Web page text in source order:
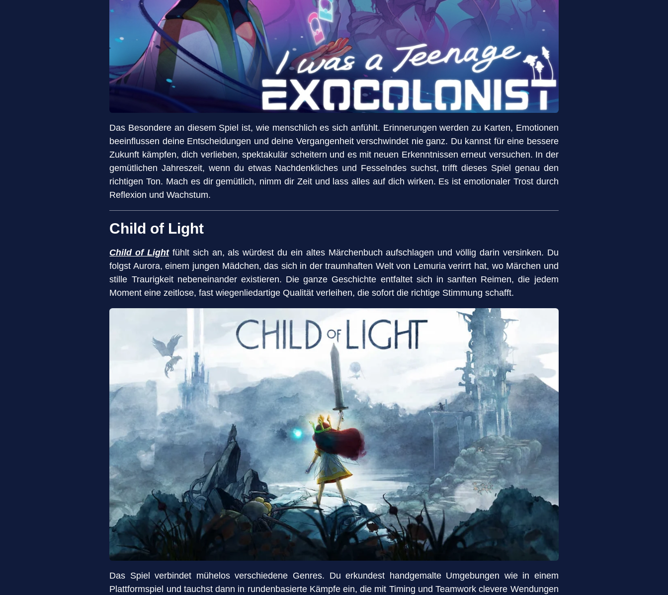
Das Besondere an diesem Spiel ist, wie menschlich es sich anfühlt. Erinnerungen werden zu Karten, Emotionen
beeinflussen deine Entscheidungen und deine Vergangenheit verschwindet nie ganz. Du kannst für eine bessere
Zukunft kämpfen, dich verlieben, spektakulär scheitern und es mit neuen Erkenntnissen erneut versuchen. In der
gemütlichen Jahreszeit, wenn du etwas Nachdenkliches und Fesselndes suchst, trifft dieses Spiel genau den
richtigen Ton. Mach es dir gemütlich, nimm dir Zeit und lass alles auf dich wirken. Es ist emotionaler Trost durch
Reflexion und Wachstum.
Child of Light
Child of Light fühlt sich an, als würdest du ein altes Märchenbuch aufschlagen und völlig darin versinken. Du
folgst Aurora, einem jungen Mädchen, das sich in der traumhaften Welt von Lemuria verirrt hat, wo Märchen und
stille Traurigkeit nebeneinander existieren. Die ganze Geschichte entfaltet sich in sanften Reimen, die jedem
Moment eine zeitlose, fast wiegenliedartige Qualität verleihen, die sofort die richtige Stimmung schafft.
Das Spiel verbindet mühelos verschiedene Genres. Du erkundest handgemalte Umgebungen wie in einem
Plattformspiel und tauchst dann in rundenbasierte Kämpfe ein, die mit Timing und Teamwork clevere Wendungen